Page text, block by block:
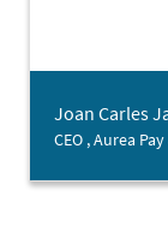
Joan Carles
CEO , Aurea